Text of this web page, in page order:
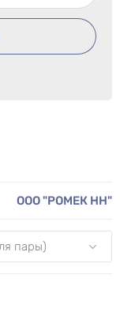
ООО "РОМЕК НН"